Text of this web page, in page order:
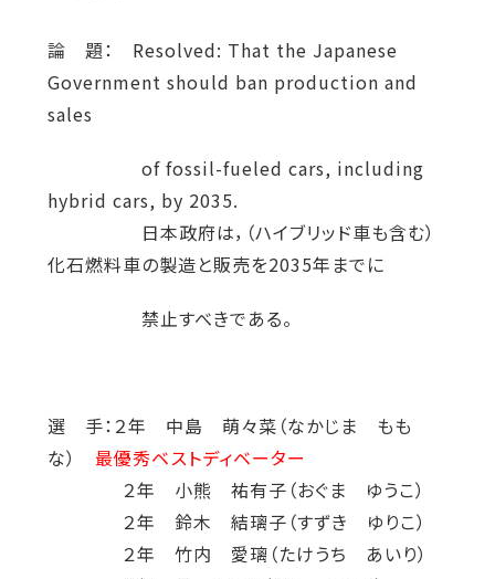
論 題： Resolved: That the Japanese
Government should ban production and
sales
of fossil-fueled cars, including
hybrid cars, by 2035.
日本政府は，（ハイブリッド車も含む）
化石燃料車の製造と販売を2035年までに
禁止すべきである。
選 手：２年 中島 萌々菜（なかじま もも
な） 最優秀ベストディベーター
２年 小熊 祐有子（おぐま ゆうこ）
２年 鈴木 結璃子（すずき ゆりこ）
２年 竹内 愛璃（たけうち あいり）